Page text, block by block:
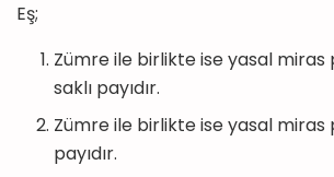
Eş;
Zümre ile birlikte ise yasal miras
saklı payıdır.
Zümre ile birlikte ise yasal miras
payıdır.